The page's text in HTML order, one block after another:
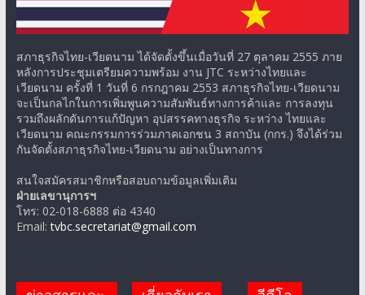
สภาธุรกิจไทย-เวียดนาม ได้จัดตั้งขึ้นเมื่อวันที่ 27 ตุลาคม 2555 ภาย
หลังการประชุมเตรียมความพร้อม งาน JTC ระหว่างไทยและ
เวียดนาม ครั้งที่ 1 วันที่ 6 กรกฎาคม 2553 สภาธุรกิจไทย-เวียดนาม
จะเป็นกลไกในการเพิ่มพูนความสัมพันธ์ทางการค้าและ การลงทุน
รวมถึงผลักดันการแก้ปัญหา อุปสรรคทางธุรกิจ ระหว่าง ไทยและ
เวียดนาม คณะกรรมการร่วมภาคเอกชน 3 สถาบัน (กกร.) จึงได้ร่วม
กันจัดตั้งสภาธุรกิจไทย-เวียดนาม อย่างเป็นทางการ
สนใจสมัครสมาชิกหรือสอบถามข้อมูลเพิ่มเติม
ฝ่ายเลขานุการฯ
โทร: 02-018-6888 ต่อ 4340
Email:tvbc.secretariat@gmail.com